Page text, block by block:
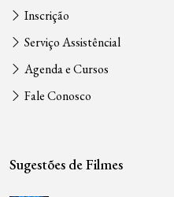
Inscrição
Serviço Assistêncial
Agenda e Cursos
Fale Conosco
Sugestões de Filmes